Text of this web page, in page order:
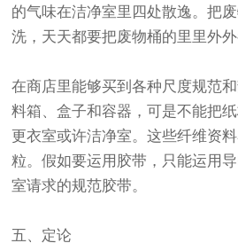
的气味在洁净室里四处散逸。把
洗，天天都要把废物桶的里里外外
在商店里能够买到各种尺度规范
料箱、盒子和容器，可是不能把
更衣室或许洁净室。这些纤维资
粒。假如要运用胶带，只能运用
室请求的规范胶带。
五、定论